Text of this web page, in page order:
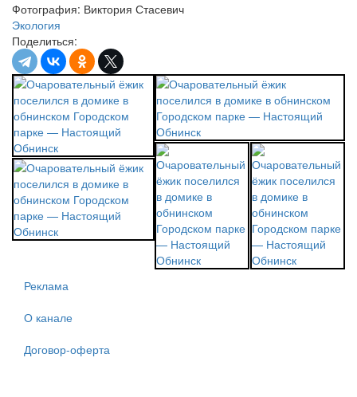
Фотография: Виктория Стасевич
Экология
Поделиться:
Реклама
О канале
Договор-оферта